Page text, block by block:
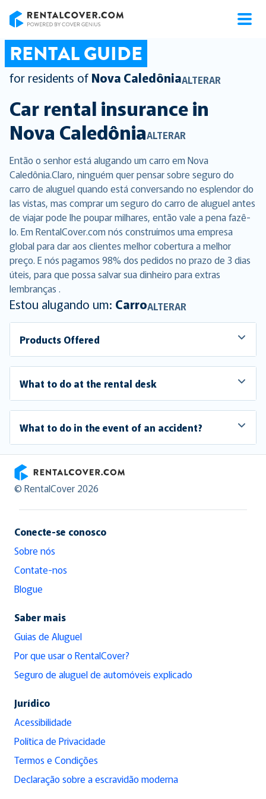
RENTAL GUIDE
for residents of Nova CaledôniaALTERAR
Car rental insurance in
Nova CaledôniaALTERAR
Então o senhor está alugando um carro em Nova
Caledônia.Claro, ninguém quer pensar sobre seguro do
carro de aluguel quando está conversando no esplendor do
las vistas, mas comprar um seguro do carro de aluguel antes
de viajar pode lhe poupar milhares, então vale a pena fazê-
lo. Em RentalCover.com nós construímos uma empresa
global para dar aos clientes melhor cobertura a melhor
preço. E nós pagamos 98% dos pedidos no prazo de 3 dias
úteis, para que possa salvar sua dinheiro para extras
lembranças .
Estou alugando um: CarroALTERAR
Products Offered
What to do at the rental desk
What to do in the event of an accident?
RentalCover
© RentalCover 2026
Conecte-se conosco
Sobre nós
Contate-nos
Blogue
Saber mais
Guias de Aluguel
Por que usar o RentalCover?
Seguro de aluguel de automóveis explicado
Jurídico
Acessibilidade
Política de Privacidade
Termos e Condições
Declaração sobre a escravidão moderna